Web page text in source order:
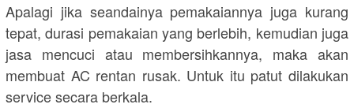
Apalagi jika seandainya pemakaiannya juga kurang
tepat, durasi pemakaian yang berlebih, kemudian juga
jasa mencuci atau membersihkannya, maka akan
membuat AC rentan rusak. Untuk itu patut dilakukan
service secara berkala.